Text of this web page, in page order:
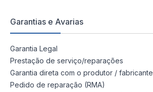
Garantias e Avarias
Garantia Legal
Prestação de serviço/reparações
Garantia direta com o produtor / fabricante
Pedido de reparação (RMA)